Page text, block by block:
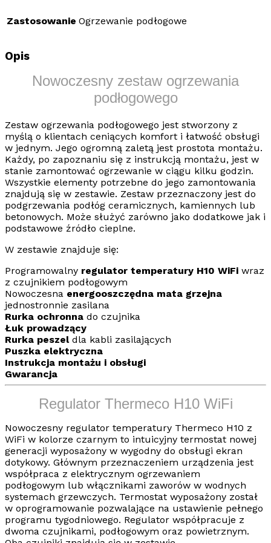
Zastosowanie Ogrzewanie podłogowe
Opis
Nowoczesny zestaw ogrzewania
podłogowego
Zestaw ogrzewania podłogowego jest stworzony z
myślą o klientach ceniących komfort i łatwość obsługi
w jednym. Jego ogromną zaletą jest prostota montażu.
Każdy, po zapoznaniu się z instrukcją montażu, jest w
stanie zamontować ogrzewanie w ciągu kilku godzin.
Wszystkie elementy potrzebne do jego zamontowania
znajdują się w zestawie. Zestaw przeznaczony jest do
podgrzewania podłóg ceramicznych, kamiennych lub
betonowych. Może służyć zarówno jako dodatkowe jak i
podstawowe źródło cieplne.
W zestawie znajduje się:
Programowalny regulator temperatury H10 WiFi wraz
z czujnikiem podłogowym
Nowoczesna energooszczędna mata grzejna
jednostronnie zasilana
Rurka ochronna do czujnika
Łuk prowadzący
Rurka peszel dla kabli zasilających
Puszka elektryczna
Instrukcja montażu i obsługi
Gwarancja
Regulator Thermeco H10 WiFi
Nowoczesny regulator temperatury Thermeco H10 z
WiFi w kolorze czarnym to intuicyjny termostat nowej
generacji wyposażony w wygodny do obsługi ekran
dotykowy. Głównym przeznaczeniem urządzenia jest
współpraca z elektrycznym ogrzewaniem
podłogowym lub włącznikami zaworów w wodnych
systemach grzewczych. Termostat wyposażony został
w oprogramowanie pozwalające na ustawienie pełnego
programu tygodniowego. Regulator współpracuje z
dwoma czujnikami, podłogowym oraz powietrznym.